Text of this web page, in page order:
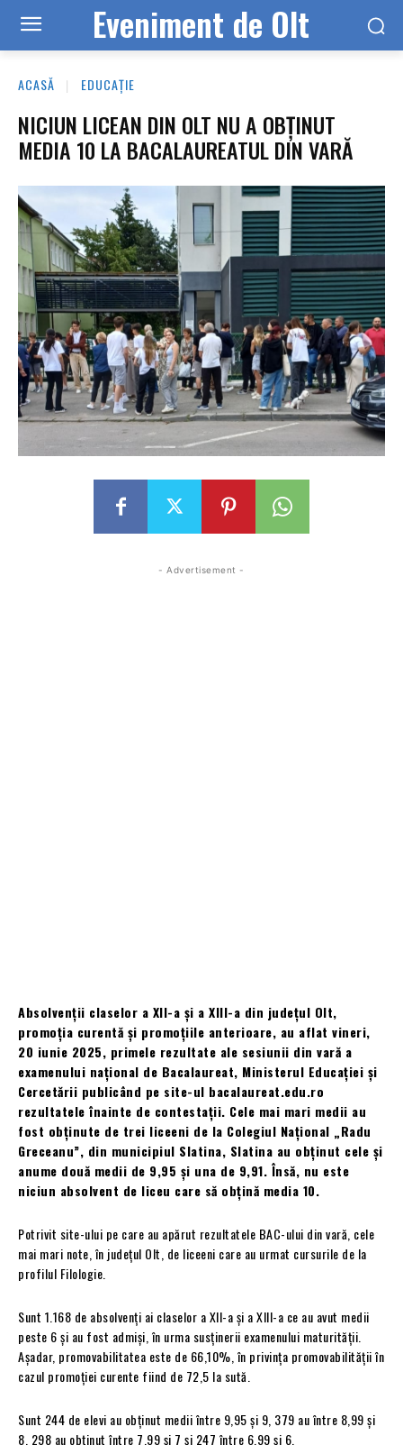
Eveniment de Olt
ACASĂ EDUCAȚIE
NICIUN LICEAN DIN OLT NU A OBȚINUT
MEDIA 10 LA BACALAUREATUL DIN VARĂ
- Advertisement -
Absolvenţii claselor a XII-a și a XIII-a din județul Olt,
promoția curentă și promoțiile anterioare, au aflat vineri,
20 iunie 2025, primele rezultate ale sesiunii din vară a
examenului național de Bacalaureat, Ministerul Educaţiei și
Cercetării publicând pe site-ul bacalaureat.edu.ro
rezultatele înainte de contestații. Cele mai mari medii au
fost obținute de trei liceeni de la Colegiul Naţional „Radu
Greceanu”, din municipiul Slatina, Slatina au obţinut cele și
anume două medii de 9,95 și una de 9,91. Însă, nu este
niciun absolvent de liceu care să obțină media 10.
Potrivit site-ului pe care au apărut rezultatele BAC-ului din vară, cele
mai mari note, în judeţul Olt, de liceeni care au urmat cursurile de la
profilul Filologie.
Sunt 1.168 de absolvenți ai claselor a XII-a și a XIII-a ce au avut medii
peste 6 și au fost admiși, în urma susținerii examenului maturității.
Așadar, promovabilitatea este de 66,10%, în privința promovabilității în
cazul promoției curente fiind de 72,5 la sută.
Sunt 244 de elevi au obţinut medii între 9,95 şi 9, 379 au între 8,99 și
8, 298 au obținut între 7,99 și 7 și 247 între 6,99 și 6.